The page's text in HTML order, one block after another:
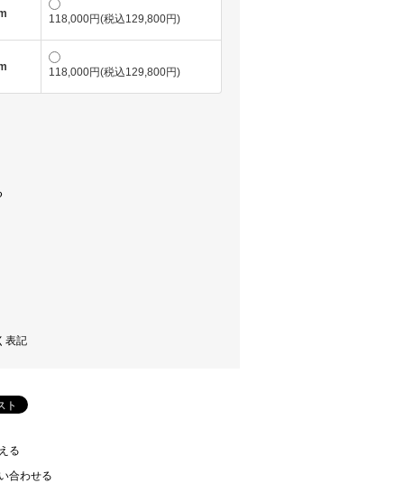
118,000円(税込129,800円)
118,000円(税込129,800円)
表記
る
合わせる